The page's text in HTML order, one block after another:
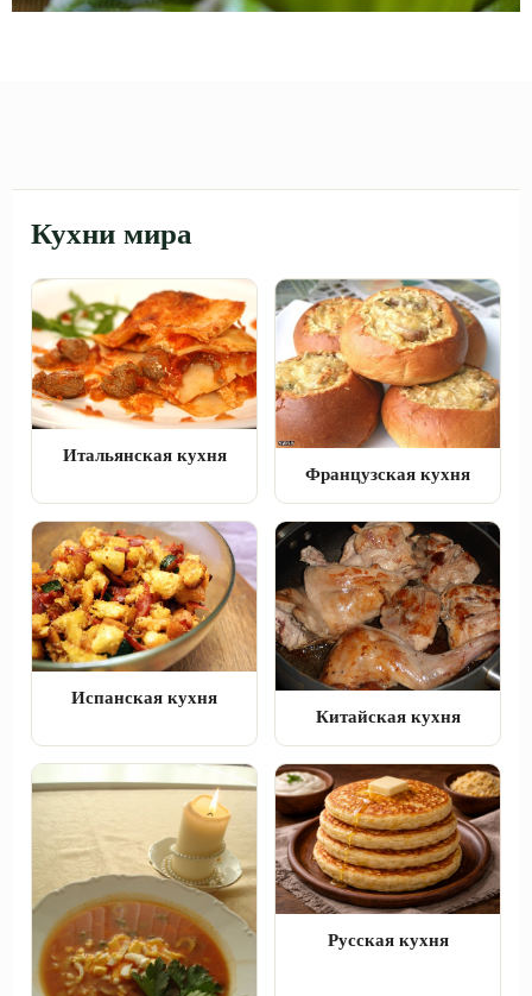
Кухни мира
Итальянская кухня
Французская кухня
Испанская кухня
Китайская кухня
Русская кухня